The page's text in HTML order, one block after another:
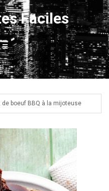
Faciles
de boeuf BBQ à la mijoteuse